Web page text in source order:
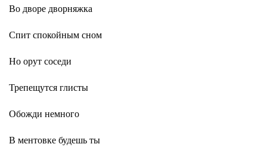
Во дворе дворняжка
Спит спокойным сном
Но орут соседи
Трепещутся глисты
Обожди немного
В ментовке будешь ты